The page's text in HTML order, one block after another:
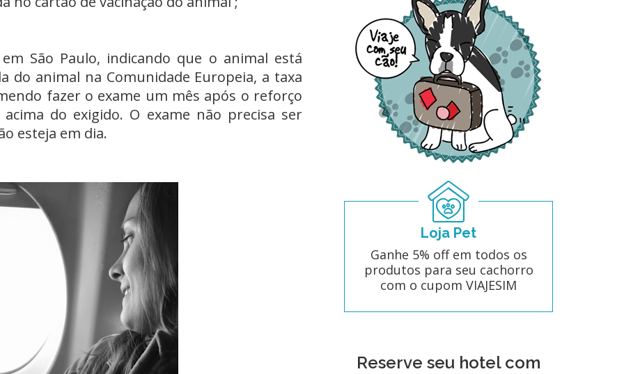
São Paulo, indicando que o animal está
do animal na Comunidade Europeia, a taxa
fazer o exame um mês após o reforço
do exigido. O exame não precisa ser
esteja em dia.
Loja Pet
Ganhe 5% off em todos os
produtos para seu cachorro
com o cupom VIAJESIM
Reserve seu hotel com